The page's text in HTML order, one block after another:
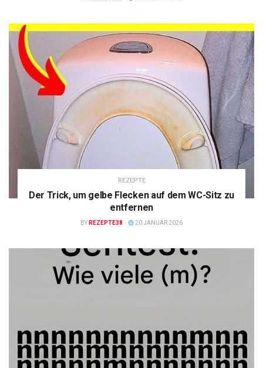
REZEPTE
Der Trick, um gelbe Flecken auf dem WC-Sitz zu
entfernen
BY REZEPTE38 20 JANUAR 2026